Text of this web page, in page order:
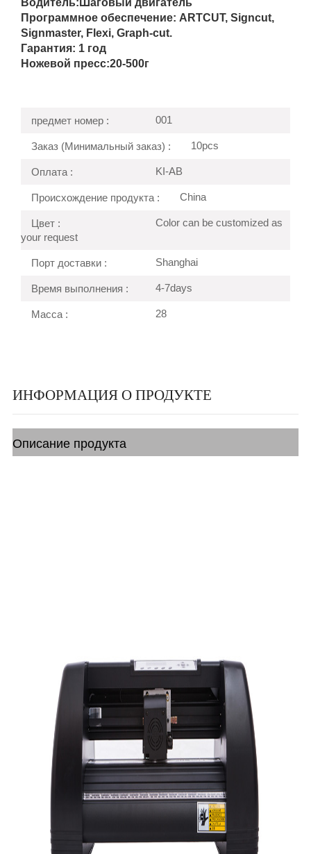
Программное обеспечение: ARTCUT, Signcut,
Signmaster, Flexi, Graph-cut.
Гарантия: 1 год
Ножевой пресс:20-500г
предмет номер : 001
Заказ (Минимальный заказ) : 10pcs
Оплата : KI-AB
Происхождение продукта : China
Цвет :
Color can be customized as
your request
Порт доставки : Shanghai
Время выполнения : 4-7days
Масса : 28
ИНФОРМАЦИЯ О ПРОДУКТЕ
Описание продукта